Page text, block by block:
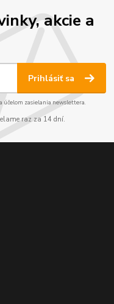
akcie a
Prihlásiť sa
účelom zasielania newslettera.
raz za 14 dní.